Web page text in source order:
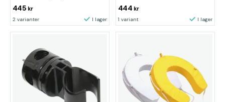
445 kr
2 varianter I lager
444 kr
1 variant I lager